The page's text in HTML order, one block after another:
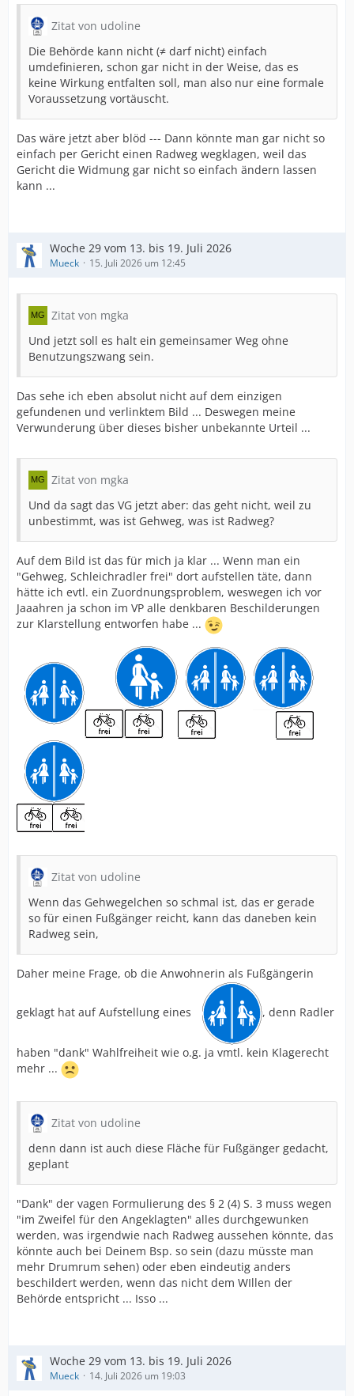
Zitat von udoline
Die Behörde kann nicht (≠ darf nicht) einfach
umdefinieren, schon gar nicht in der Weise, das es
keine Wirkung entfalten soll, man also nur eine formale
Voraussetzung vortäuscht.
Das wäre jetzt aber blöd --- Dann könnte man gar nicht so
einfach per Gericht einen Radweg wegklagen, weil das
Gericht die Widmung gar nicht so einfach ändern lassen
kann ...
Woche 29 vom 13. bis 19. Juli 2026
Mueck 15. Juli 2026 um 12:45
Zitat von mgka
Und jetzt soll es halt ein gemeinsamer Weg ohne
Benutzungszwang sein.
Das sehe ich eben absolut nicht auf dem einzigen
gefundenen und verlinktem Bild ... Deswegen meine
Verwunderung über dieses bisher unbekannte Urteil ...
Zitat von mgka
Und da sagt das VG jetzt aber: das geht nicht, weil zu
unbestimmt, was ist Gehweg, was ist Radweg?
Auf dem Bild ist das für mich ja klar ... Wenn man ein
"Gehweg, Schleichradler frei" dort aufstellen täte, dann
hätte ich evtl. ein Zuordnungsproblem, weswegen ich vor
Jaaahren ja schon im VP alle denkbaren Beschilderungen
zur Klarstellung entworfen habe ...
Zitat von udoline
Wenn das Gehwegelchen so schmal ist, das er gerade
so für einen Fußgänger reicht, kann das daneben kein
Radweg sein,
Daher meine Frage, ob die Anwohnerin als Fußgängerin
geklagt hat auf Aufstellung eines , denn Radler
haben "dank" Wahlfreiheit wie o.g. ja vmtl. kein Klagerecht
mehr ...
Zitat von udoline
denn dann ist auch diese Fläche für Fußgänger gedacht,
geplant
"Dank" der vagen Formulierung des § 2 (4) S. 3 muss wegen
"im Zweifel für den Angeklagten" alles durchgewunken
werden, was irgendwie nach Radweg aussehen könnte, das
könnte auch bei Deinem Bsp. so sein (dazu müsste man
mehr Drumrum sehen) oder eben eindeutig anders
beschildert werden, wenn das nicht dem WIllen der
Behörde entspricht ... Isso ...
Woche 29 vom 13. bis 19. Juli 2026
Mueck 14. Juli 2026 um 19:03